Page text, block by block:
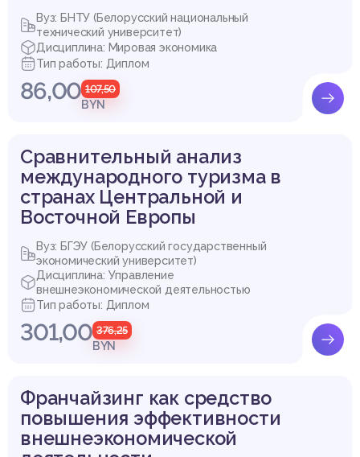
Вуз: БНТУ (Белорусский национальный
технический университет)
Дисциплина: Мировая экономика
Тип работы: Диплом
86,00 107,50
BYN
Сравнительный анализ
международного туризма в
странах Центральной и
Восточной Европы
Вуз: БГЭУ (Белорусский государственный
экономический университет)
Дисциплина: Управление
внешнеэкономической деятельностью
Тип работы: Диплом
301,00 376,25
BYN
Франчайзинг как средство
повышения эффективности
внешнеэкономической